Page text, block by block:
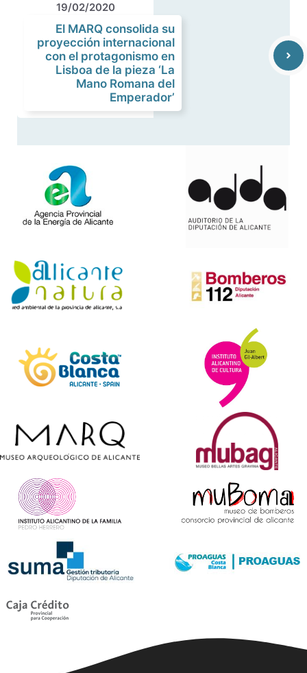
19/02/2020
El MARQ consolida su
proyección internacional
con el protagonismo en
Lisboa de la pieza ‘La
Mano Romana del
Emperador’